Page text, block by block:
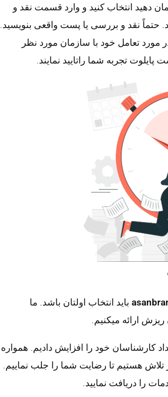
دهید انتخاب کنید و وارد قسمت نقد و
حتماً نقد و بررسی یا پست واقعی بنویسید.
مورد تعامل خود با سازمان مورد نظر
تجربه شما راتایید نمایند.
باید انتخاب اولتان باشد. ما
ارائه میکنیم.
کارشناسان خود را افزایش دادیم. همواره
هستیم تا رضایت شما را جلب نماییم.
را دریافت نمایید.